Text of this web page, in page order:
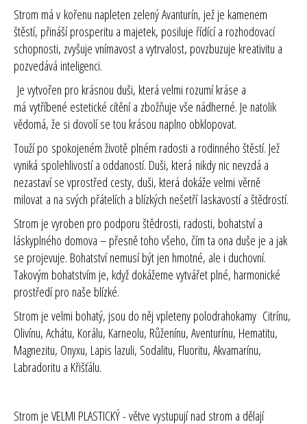
Strom má v kořenu napleten zelený Avanturín, jež je kamenem
štěstí, přináší prosperitu a majetek, posiluje řídící a rozhodovací
schopnosti, zvyšuje vnímavost a vytrvalost, povzbuzuje kreativitu a
pozvedává inteligenci.
Je vytvořen pro krásnou duši, která velmi rozumí kráse a
má vytříbené estetické cítěnía zbožňuje vše nádherné. Je natolik
vědomá, že si dovolí se tou krásou naplno obklopovat.
Touží po spokojeném životě plném radosti a rodinného štěstí. Jež
vyniká spolehlivostí a oddaností. Duši, která nikdy nic nevzdá a
nezastaví se vprostřed cesty, duši, která dokáže velmi věrně
milovat a na svých přátelích a blízkých nešetří laskavostí a štědrostí.
Strom je vyroben pro podporu štědrosti, radosti, bohatství a
láskyplného domova – přesně toho všeho, čím ta ona duše je a jak
se projevuje. Bohatství nemusí být jen hmotné, ale i duchovní.
Takovým bohatstvím je, když dokážeme vytvářet plné, harmonické
prostředí pro naše blízké.
Strom je velmi bohatý, jsou do něj vpleteny polodrahokamy Citrínu,
Olivínu, Achátu, Korálu, Karneolu, Růženínu, Aventurínu, Hematitu,
Magnezitu, Onyxu, Lapis lazuli, Sodalitu, Fluoritu, Akvamarínu,
Labradoritu a Křišťálu.
Strom je VELMI PLASTICKÝ - větve vystupují nad strom a dělají